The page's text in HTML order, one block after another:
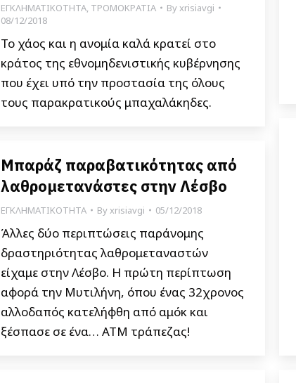
ΕΓΚΛΗΜΑΤΙΚΟΤΗΤΑ, ΤΡΟΜΟΚΡΑΤΙΑ Byxrisiavgi
08/12/2018
Το χάος και η ανομία καλά κρατεί στο
κράτος της εθνομηδενιστικής κυβέρνησης
που έχει υπό την προστασία της όλους
τους παρακρατικούς μπαχαλάκηδες.
Μπαράζ παραβατικότητας από
λαθρομετανάστες στην Λέσβο
ΕΓΚΛΗΜΑΤΙΚΟΤΗΤΑ Byxrisiavgi 05/12/2018
Άλλες δύο περιπτώσεις παράνομης
δραστηριότητας λαθρομεταναστών
είχαμε στην Λέσβο. Η πρώτη περίπτωση
αφορά την Μυτιλήνη, όπου ένας 32χρονος
αλλοδαπός κατελήφθη από αμόκ και
ξέσπασε σε ένα… ΑΤΜ τράπεζας!